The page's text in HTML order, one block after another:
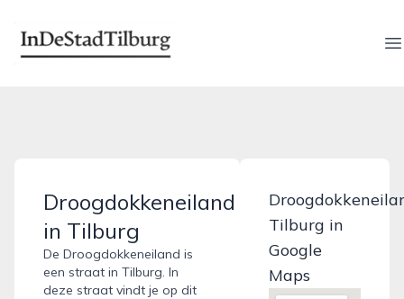
indestadtilburg.nl
Droogdokkeneiland
in Tilburg
De Droogdokkeneiland is
een straat in Tilburg. In
deze straat vindt je op dit
Tilburg in
Google
Maps